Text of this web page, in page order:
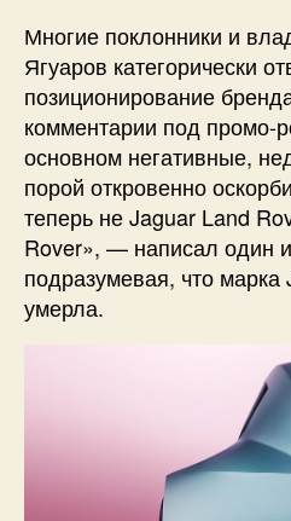
Многие поклонники и
Ягуаров категорически
позиционирование
комментарии под промо-
основном негативные,
порой откровенно
теперь не Jaguar Land
Rover», — написал один
подразумевая, что марка
умерла.